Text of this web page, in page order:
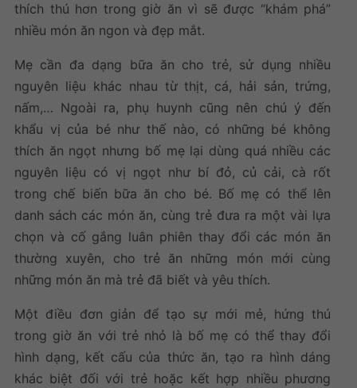
thích thú hơn trong giờ ăn vì sẽ được “khám phá”
nhiều món ăn ngon và đẹp mắt.
Mẹ cần đa dạng bữa ăn cho trẻ, sử dụng nhiều
nguyên liệu khác nhau từ thịt, cá, hải sản, trứng,
nấm,… Ngoài ra, phụ huynh cũng nên chú ý đến
khẩu vị của bé như thế nào, có những bé không
thích ăn ngọt nhưng bố mẹ lại dùng quá nhiều các
nguyên liệu có vị ngọt như bí đỏ, củ cải, cà rốt
trong chế biến bữa ăn cho bé. Bố mẹ có thể lên
danh sách các món ăn, cùng trẻ đưa ra một vài lựa
chọn và cố gắng luân phiên thay đổi các món ăn
thường xuyên, cho trẻ ăn những món mới cùng
những món ăn mà trẻ đã biết và yêu thích.
Một điều đơn giản để tạo sự mới mẻ, hứng thú
trong giờ ăn với trẻ nhỏ là bố mẹ có thể thay đổi
hình dạng, kết cấu của thức ăn, tạo ra hình dáng
khác biệt đối với trẻ hoặc kết hợp nhiều phương